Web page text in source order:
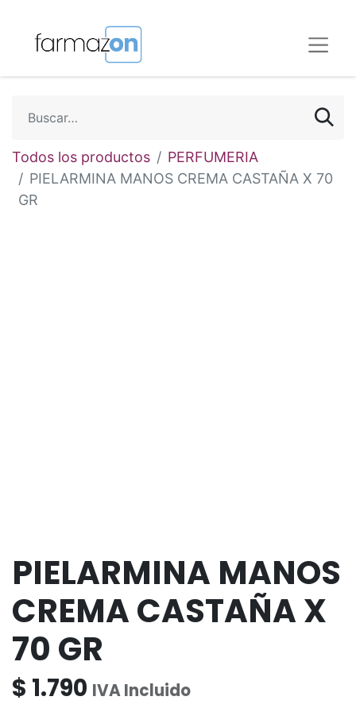
Todos los productos
PERFUMERIA
PIELARMINA MANOS CREMA CASTAÑA X 70
GR
PIELARMINA MANOS
CREMA CASTAÑA X
70 GR
$ 1.790 IVA Incluido